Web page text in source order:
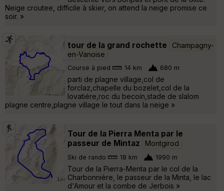
Neige croutee, difficile à skier, on attend la neige promise ce
soir. »
tour de la grand rochette
Champagny-
en-Vanoise
Course à pied 14 km 680 m
parti de plagne village,col de
forclaz,chapelle du bozelet,col de la
lovatiére,roc du becoin,stade de slalom
plagne centre,plagne village le tout dans la neige »
Tour de la Pierra Menta par le
passeur de Mintaz
Montgirod
Ski de rando 18 km 1990 m
Tour de la Pierra-Menta par le col de la
Charbonnière, le passeur de la Minta, le lac
d'Amour et la combe de Jerbois »